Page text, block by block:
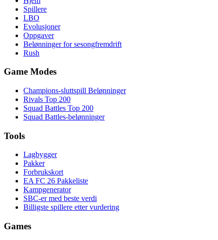
Spillere
LBO
Evolusjoner
Oppgaver
Belønninger for sesongfremdrift
Rush
Game Modes
Champions-sluttspill Belønninger
Rivals Top 200
Squad Battles Top 200
Squad Battles-belønninger
Tools
Lagbygger
Pakker
Forbrukskort
EA FC 26 Pakkeliste
Kampgenerator
SBC-er med beste verdi
Billigste spillere etter vurdering
Games